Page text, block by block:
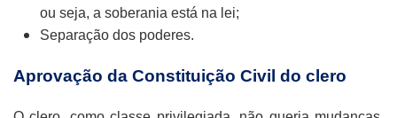
ou seja, a soberania está na lei;
Separação dos poderes.
Aprovação da Constituição Civil do clero